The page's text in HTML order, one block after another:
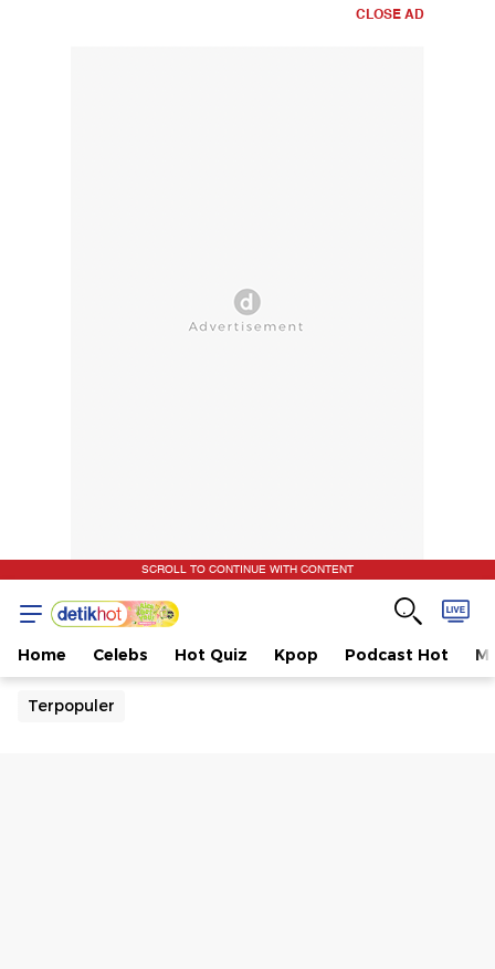
CLOSE AD
SCROLL TO CONTINUE WITH CONTENT
Home Celebs Hot Quiz Kpop Podcast Hot
Terpopuler